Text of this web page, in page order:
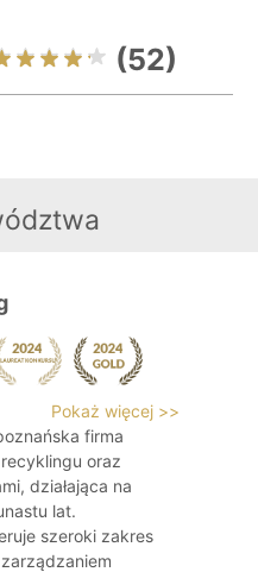
(52)
Pokaż więcej >>
firma
oraz
działająca na
lat.
szeroki zakres